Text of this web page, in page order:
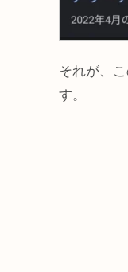
それが、
す。